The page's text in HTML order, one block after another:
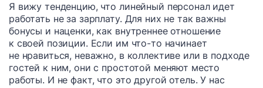
Я вижу тенденцию, что линейный персонал идет
работать не за зарплату. Для них не так важны
бонусы и наценки, как внутреннее отношение
к своей позиции. Если им что-то начинает
не нравиться, неважно, в коллективе или в подходе
гостей к ним, они с простотой меняют место
работы. И не факт, что это другой отель. У нас